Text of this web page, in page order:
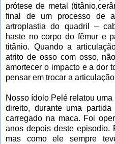
prótese de metal
final de um processo de
artroplastia do quadril –
haste no corpo do fêmur e
titânio. Quando a
atrito de osso com osso,
amortecer o impacto e a dor
pensar em trocar a
Nosso ídolo Pelé relatou
direito, durante uma
carregado na maca. Foi
anos depois deste episodio.
mas como ele sempre